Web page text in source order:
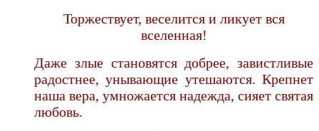
Торжествует, веселится и ликует вся
вселенная!
Даже злые становятся добрее, завистливые
радостнее, унывающие утешаются. Крепнет
наша вера, умножается надежда, сияет святая
любовь.